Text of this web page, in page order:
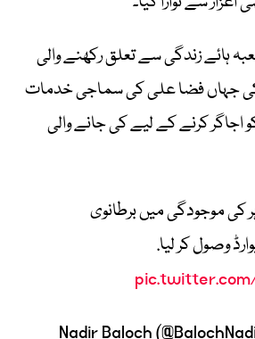
ہائے زندگی سے تعلق رکھنے والی
جہاں فضا علی کی سماجی خدمات
اجاگر کرنے کے لیے کی جانے والی
کی موجودگی میں برطانوی
وصول کر لیا.